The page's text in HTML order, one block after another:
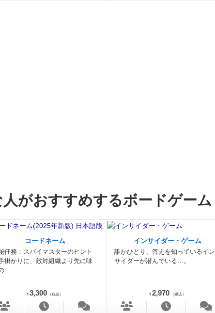
がおすすめするボードゲーム
コードネーム
任務：スパイマスターのヒント
掛かりに、敵対組織より先に味
...
¥ 3,300 （税込）
インサイダー・ゲーム
誰かひとり、答えを知っているイン
サイダーが潜んでいる…。
¥ 2,970 （税込）